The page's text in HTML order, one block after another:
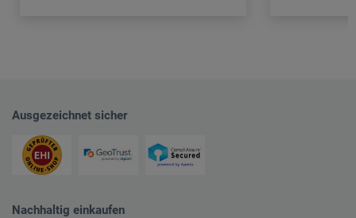
Ausgezeichnet sicher
Nachhaltig einkaufen